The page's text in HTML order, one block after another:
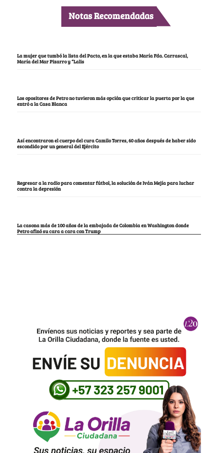
Notas Recomendadas
La mujer que tumbó la lista del Pacto, en la que estaba María Fda. Carrascal,
María del Mar Pizarro y “Lalis
Los opositores de Petro no tuvieron más opción que criticar la puerta por la que
entró a la Casa Blanca
Así encontraron el cuerpo del cura Camilo Torres, 60 años después de haber sido
escondido por un general del Ejército
Regresar a la radio para comentar fútbol, la solución de Iván Mejía para luchar
contra la depresión
La casona más de 100 años de la embajada de Colombia en Washington donde
Petro afinó su cara a cara con Trump